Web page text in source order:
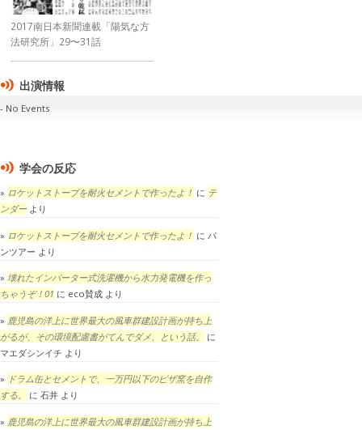
2017南日本新聞連載「陽気な方
法研究所」29〜31話
出演情報
No Events
学会の反応
ロケットストーブを耐火セメントで作ったよ！ に テ
ンダーより
ロケットストーブを耐火セメントで作ったよ！ に パ
ンツアー より
壊れたインバーター式洗濯機から水力発電機を作っ
ちゃうぞ！01 に eco賛成 より
鹿児島の洋上に世界最大の風車群建設計画が持ち上
がるが、その環境配慮書がてんでダメ、という話。
に
マエダシンイチ より
ドラム缶とセメントで、一万円以下のピザ窯を自作
する。
に 石井 より
鹿児島の洋上に世界最大の風車群建設計画が持ち上